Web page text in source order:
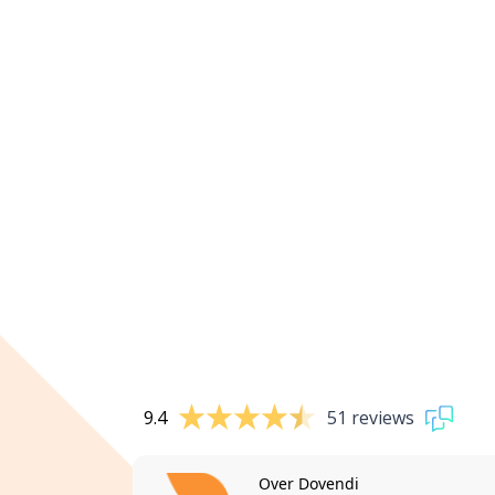
9.4 51 reviews
Over Dovendi